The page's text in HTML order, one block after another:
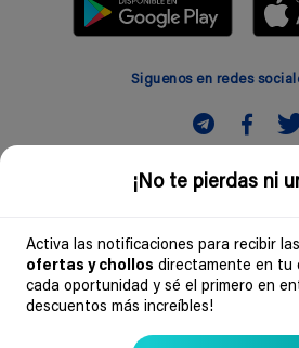
¡No te pierdas ni
Activa las notificaciones para recibir
ofertas y chollos directamente en tu
cada oportunidad y sé el primero en
descuentos más increíbles!
Siguenos en redes
Comunidad